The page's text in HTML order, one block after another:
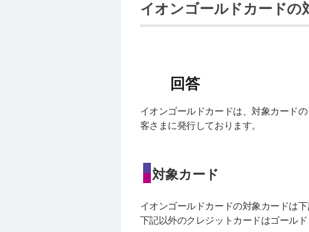
イオンゴールドカードの
イオンゴールドカードは、対象カード
客さまに発行しております。
対象カード
イオンゴールドカードの対象カードは下
下記以外のクレジットカードはゴール